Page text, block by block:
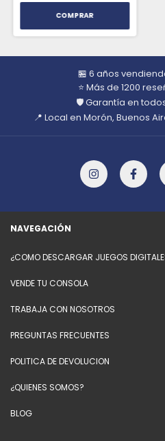
🏪 6 años
⭐ Más de 1200
🛡️ Garantía en
📍 Local en Morón, Buenos
NAVEGACIÓN
¿COMO DESCARGAR JUEGOS
VENDE TU CONSOLA
TRABAJA CON NOSOTROS
PREGUNTAS FRECUENTES
POLITICA DE DEVOLUCION
¿QUIENES SOMOS?
BLOG